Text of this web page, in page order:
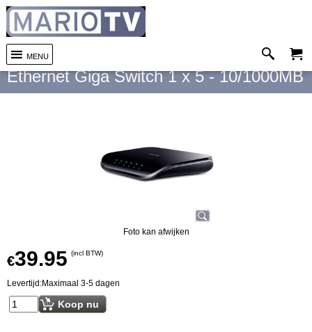
MENU
<< Vorige
Ethernet Giga Switch 1 x 5 - 10/1000MB
Foto kan afwijken
€39.95 (incl BTW)
Levertijd:Maximaal 3-5 dagen
Koop nu